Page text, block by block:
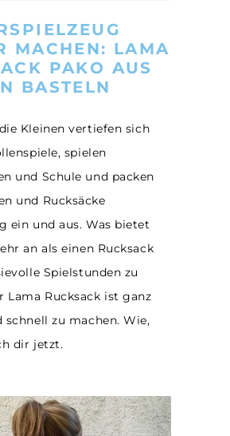
MACHEN: LAMA
PAKO AUS
BASTELN
Kleinen vertiefen sich
spielen
und Schule und packen
und Rucksäcke
ein und aus. Was bietet
an als einen Rucksack
Spielstunden zu
Lama Rucksack ist ganz
schnell zu machen. Wie,
dir jetzt.